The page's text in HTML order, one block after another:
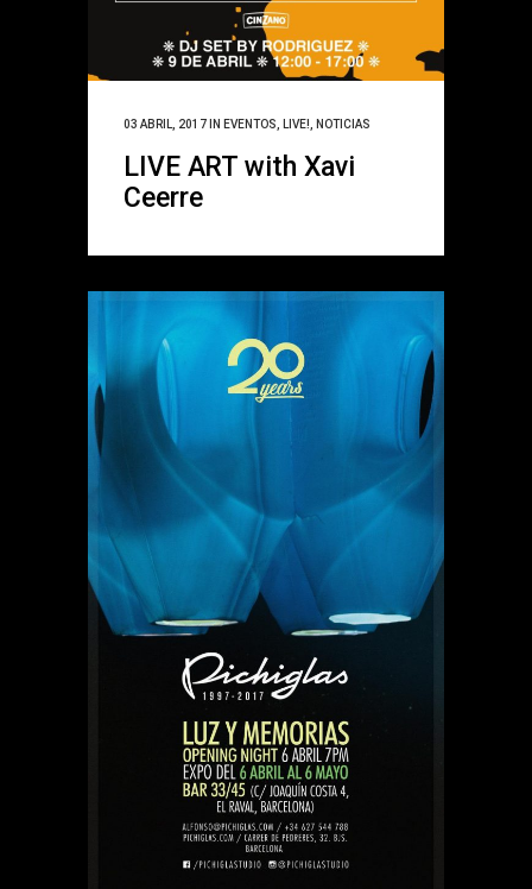
03 ABRIL, 2017 IN EVENTOS LIVE! NOTICIAS
LIVE ART with Xavi
Ceerre